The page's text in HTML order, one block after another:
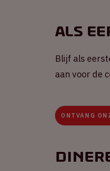
Als
Blijf als
aan voor de
ONTVANG